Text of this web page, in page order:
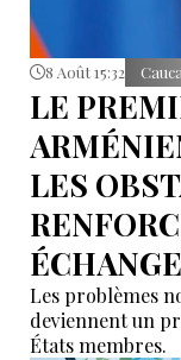
8 Août 15:32
LE
LES
Les problèmes
deviennent un
États membres.